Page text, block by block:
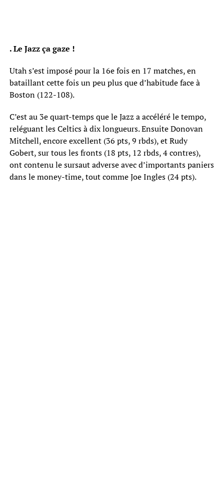
. Le Jazz ça gaze !
Utah s’est imposé pour la 16e fois en 17 matches, en
bataillant cette fois un peu plus que d’habitude face à
Boston (122-108).
C’est au 3e quart-temps que le Jazz a accéléré le tempo,
reléguant les Celtics à dix longueurs. Ensuite Donovan
Mitchell, encore excellent (36 pts, 9 rbds), et Rudy
Gobert, sur tous les fronts (18 pts, 12 rbds, 4 contres),
ont contenu le sursaut adverse avec d’importants paniers
dans le money-time, tout comme Joe Ingles (24 pts).